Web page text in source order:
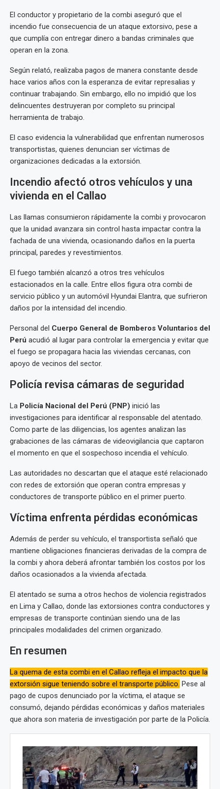
El conductor y propietario de la combi aseguró que el
incendio fue consecuencia de un ataque extorsivo, pese a
que cumplía con entregar dinero a bandas criminales que
operan en la zona.
Según relató, realizaba pagos de manera constante desde
hace varios años con la esperanza de evitar represalias y
continuar trabajando. Sin embargo, ello no impidió que los
delincuentes destruyeran por completo su principal
herramienta de trabajo.
El caso evidencia la vulnerabilidad que enfrentan numerosos
transportistas, quienes denuncian ser víctimas de
organizaciones dedicadas a la extorsión.
Incendio afectó otros vehículos y una
vivienda en el Callao
Las llamas consumieron rápidamente la combi y provocaron
que la unidad avanzara sin control hasta impactar contra la
fachada de una vivienda, ocasionando daños en la puerta
principal, paredes y revestimientos.
El fuego también alcanzó a otros tres vehículos
estacionados en la calle. Entre ellos figura otra combi de
servicio público y un automóvil Hyundai Elantra, que sufrieron
daños por la intensidad del incendio.
Personal del Cuerpo General de Bomberos Voluntarios del
Perú acudió al lugar para controlar la emergencia y evitar que
el fuego se propagara hacia las viviendas cercanas, con
apoyo de vecinos del sector.
Policía revisa cámaras de seguridad
La Policía Nacional del Perú (PNP) inició las
investigaciones para identificar al responsable del atentado.
Como parte de las diligencias, los agentes analizan las
grabaciones de las cámaras de videovigilancia que captaron
el momento en que el sospechoso incendia el vehículo.
Las autoridades no descartan que el ataque esté relacionado
con redes de extorsión que operan contra empresas y
conductores de transporte público en el primer puerto.
Víctima enfrenta pérdidas económicas
Además de perder su vehículo, el transportista señaló que
mantiene obligaciones financieras derivadas de la compra de
la combi y ahora deberá afrontar también los costos por los
daños ocasionados a la vivienda afectada.
El atentado se suma a otros hechos de violencia registrados
en Lima y Callao, donde las extorsiones contra conductores y
empresas de transporte continúan siendo una de las
principales modalidades del crimen organizado.
En resumen
La quema de esta combi en el Callao refleja el impacto que la
extorsión sigue teniendo sobre el transporte público. Pese al
pago de cupos denunciado por la víctima, el ataque se
consumó, dejando pérdidas económicas y daños materiales
que ahora son materia de investigación por parte de la Policía.